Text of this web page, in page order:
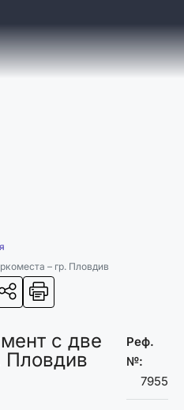
– гр. Пловдив
с две
Пловдив
Реф.
№:
7955